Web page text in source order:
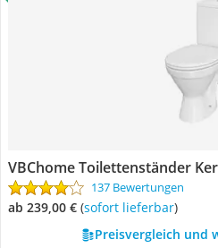
VBChome Toilettenständer
137 Bewertungen
ab 239,00 € ( Sofort lieferbar)
Preisvergleich und